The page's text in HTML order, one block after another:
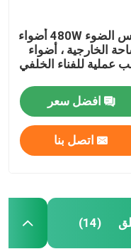
عكس الضوء 480W أضواء
الخارجية ، أضواء
عملية للفناء الخلفي
افضل سعر
اتصل بنا
(14)